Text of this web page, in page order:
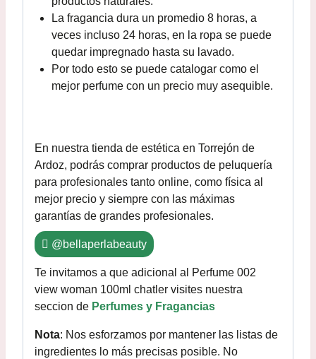
La fragancia dura un promedio 8 horas, a
veces incluso 24 horas, en la ropa se puede
quedar impregnado hasta su lavado.
Por todo esto se puede catalogar como el
mejor perfume con un precio muy asequible.
En nuestra tienda de estética en Torrejón de
Ardoz, podrás comprar productos de peluquería
para profesionales tanto online, como física al
mejor precio y siempre con las máximas
garantías de grandes profesionales.
@bellaperlabeauty
Te invitamos a que adicional al Perfume 002
view woman 100ml chatler visites nuestra
seccion de Perfumes y Fragancias
Nota: Nos esforzamos por mantener las listas de
ingredientes lo más precisas posible. No